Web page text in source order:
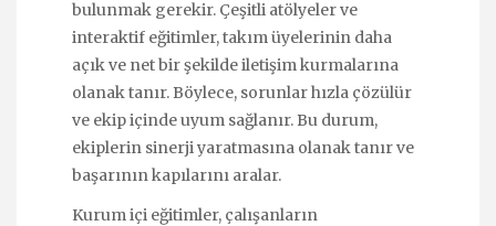
bulunmak gerekir. Çeşitli atölyeler ve
interaktif eğitimler, takım üyelerinin daha
açık ve net bir şekilde iletişim kurmalarına
olanak tanır. Böylece, sorunlar hızla çözülür
ve ekip içinde uyum sağlanır. Bu durum,
ekiplerin sinerji yaratmasına olanak tanır ve
başarının kapılarını aralar.
Kurum içi eğitimler, çalışanların